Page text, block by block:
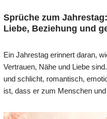
Sprüche zum
Liebe, Beziehung und
Ein Jahrestag erinnert daran,
Vertrauen, Nähe und Liebe
und schlicht, romantisch,
ist, dass er zum Menschen